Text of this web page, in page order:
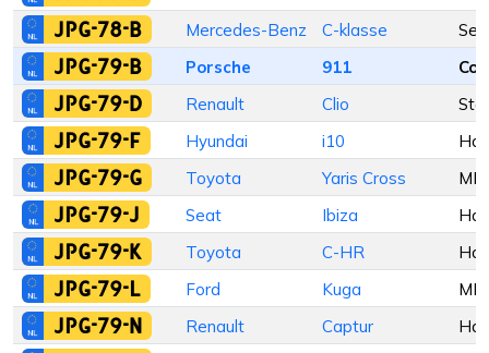
JPG-78-B Mercedes-Benz C-klasse
JPG-79-B Porsche 911
JPG-79-D Renault Clio
JPG-79-F Hyundai i10
JPG-79-G Toyota Yaris Cross
JPG-79-J Seat Ibiza
JPG-79-K Toyota C-HR
JPG-79-L Ford Kuga
JPG-79-N Renault Captur